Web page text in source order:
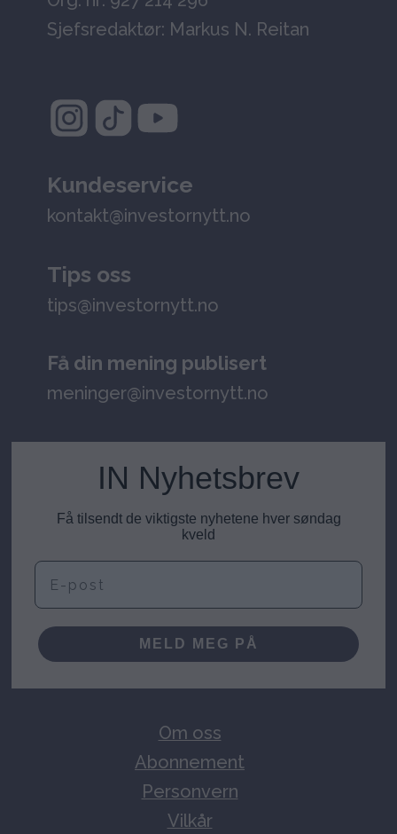
Sjefsredaktør: Markus N. Reitan
Kundeservice
kontakt@investornytt.no
Tips oss
tips@investornytt.no
Få din mening publisert
meninger@investornytt.no
IN Nyhetsbrev
Få tilsendt de viktigste nyhetene hver søndag
kveld
E-post
MELD MEG PÅ
Om oss
Abonnement
Personvern
Vilkår